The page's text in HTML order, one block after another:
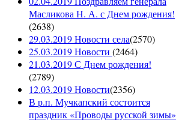
Масликова Н. А. с Днем рождения!
(2638)
29.03.2019 Новости села(2570)
25.03.2019 Новости (2464)
21.03.2019 С Днем рождения!
(2789)
12.03.2019 Новости(2356)
В р.п. Мучкапский состоится
праздник «Проводы русской зимы»